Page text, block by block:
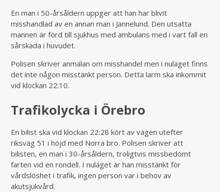
En man i 50-årsåldern uppger att han har blivit
misshandlad av en annan man i Jannelund. Den utsatta
mannen är förd till sjukhus med ambulans med i vart fall en
sårskada i huvudet.
Polisen skriver anmälan om misshandel men i nuläget finns
det inte någon misstänkt person. Detta larm ska inkommit
vid klockan 22:10.
Trafikolycka i Örebro
En bilist ska vid klockan 22:28 kört av vägen utefter
riksväg 51 i höjd med Norra bro. Polisen skriver att
bilisten, en man i 30-årsåldern, troligtvis missbedömt
farten vid en rondell. I nuläget är han misstänkt för
vårdslöshet i trafik, ingen person var i behov av
akutsjukvård.